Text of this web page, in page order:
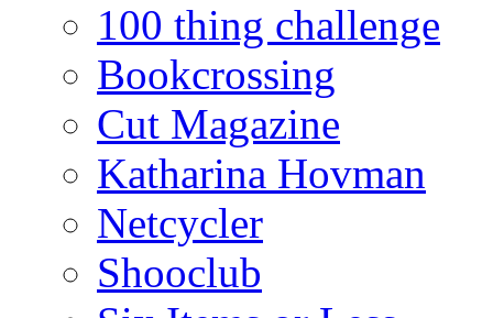
100 thing challenge
Bookcrossing
Cut Magazine
Katharina Hovman
Netcycler
Shooclub